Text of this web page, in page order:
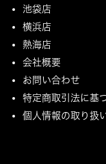
池袋店
横浜店
熱海店
会社概要
お問い合わせ
特定商取引法に基
個人情報の取り扱